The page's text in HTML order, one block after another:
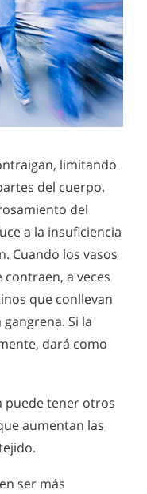
limitando
del cuerpo.
del
a la insuficiencia
Cuando los vasos
a veces
que conllevan
Si la
dará como
puede tener otros
aumentan las
ser más